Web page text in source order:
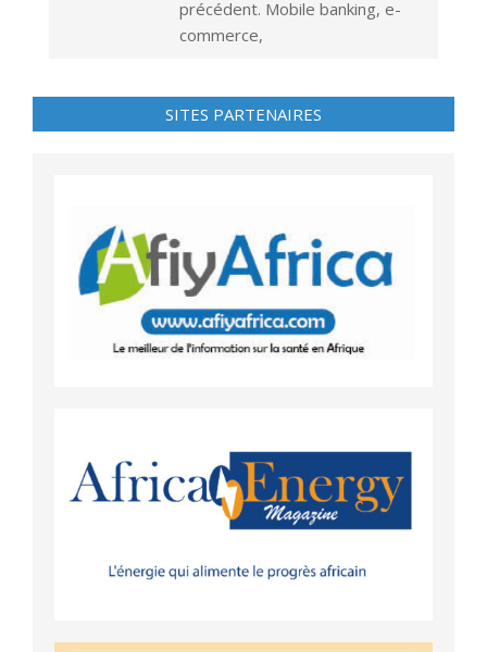
précédent. Mobile banking, e-
commerce,
SITES PARTENAIRES